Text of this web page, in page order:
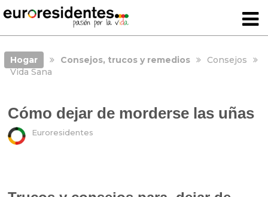
Hogar Consejos, trucos y remedios
Consejos
Vida Sana
Cómo dejar de morderse las uñas
Euroresidentes